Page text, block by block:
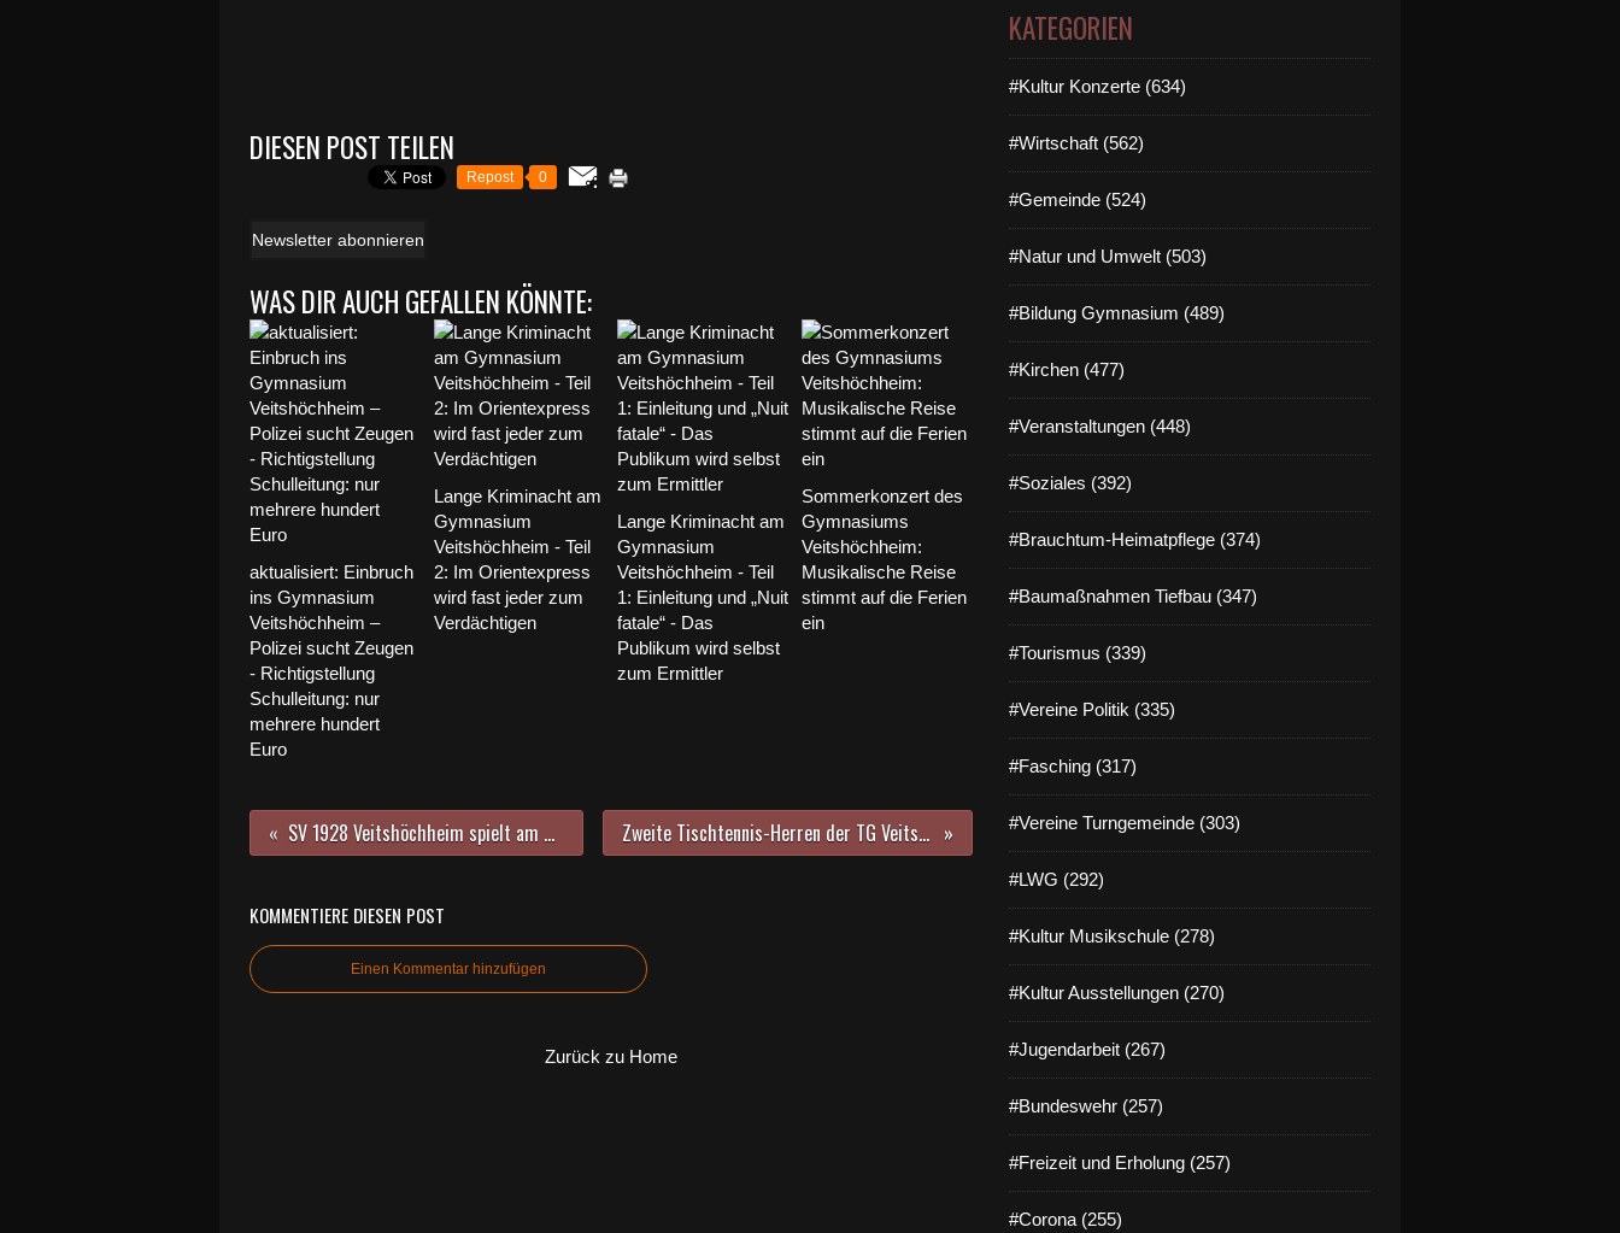
DIESEN POST TEILEN
Repost 0
Newsletter abonnieren
WAS DIR AUCH GEFALLEN KÖNNTE:
aktualisiert: Einbruch
ins Gymnasium
Veitshöchheim –
Polizei sucht Zeugen
- Richtigstellung
Schulleitung: nur
mehrere hundert
Euro
Lange Kriminacht am
Gymnasium
Veitshöchheim - Teil
2: Im Orientexpress
wird fast jeder zum
Verdächtigen
Lange Kriminacht am
Gymnasium
Veitshöchheim - Teil
1: Einleitung und „Nuit
fatale“ - Das
Publikum wird selbst
zum Ermittler
Sommerkonzert des
Gymnasiums
Veitshöchheim:
Musikalische Reise
stimmt auf die Ferien
ein
SV 1928 Veitshöchheim spielt am 31. Mai um Aufstieg in die Kreisklasse Zweite Tischtennis-Herren der TG Veitshöchheim spielen nun in der 3. Bezirksliga
KOMMENTIERE DIESEN POST
Einen Kommentar hinzufügen
Zurück zu Home
KATEGORIEN
#Kultur Konzerte (634)
#Wirtschaft (562)
#Gemeinde (524)
#Natur und Umwelt (503)
#Bildung Gymnasium (489)
#Kirchen (477)
#Veranstaltungen (448)
#Soziales (392)
#Brauchtum-Heimatpflege (374)
#Baumaßnahmen Tiefbau (347)
#Tourismus (339)
#Vereine Politik (335)
#Fasching (317)
#Vereine Turngemeinde (303)
#LWG (292)
#Kultur Musikschule (278)
#Kultur Ausstellungen (270)
#Jugendarbeit (267)
#Bundeswehr (257)
#Freizeit und Erholung (257)
#Corona (255)